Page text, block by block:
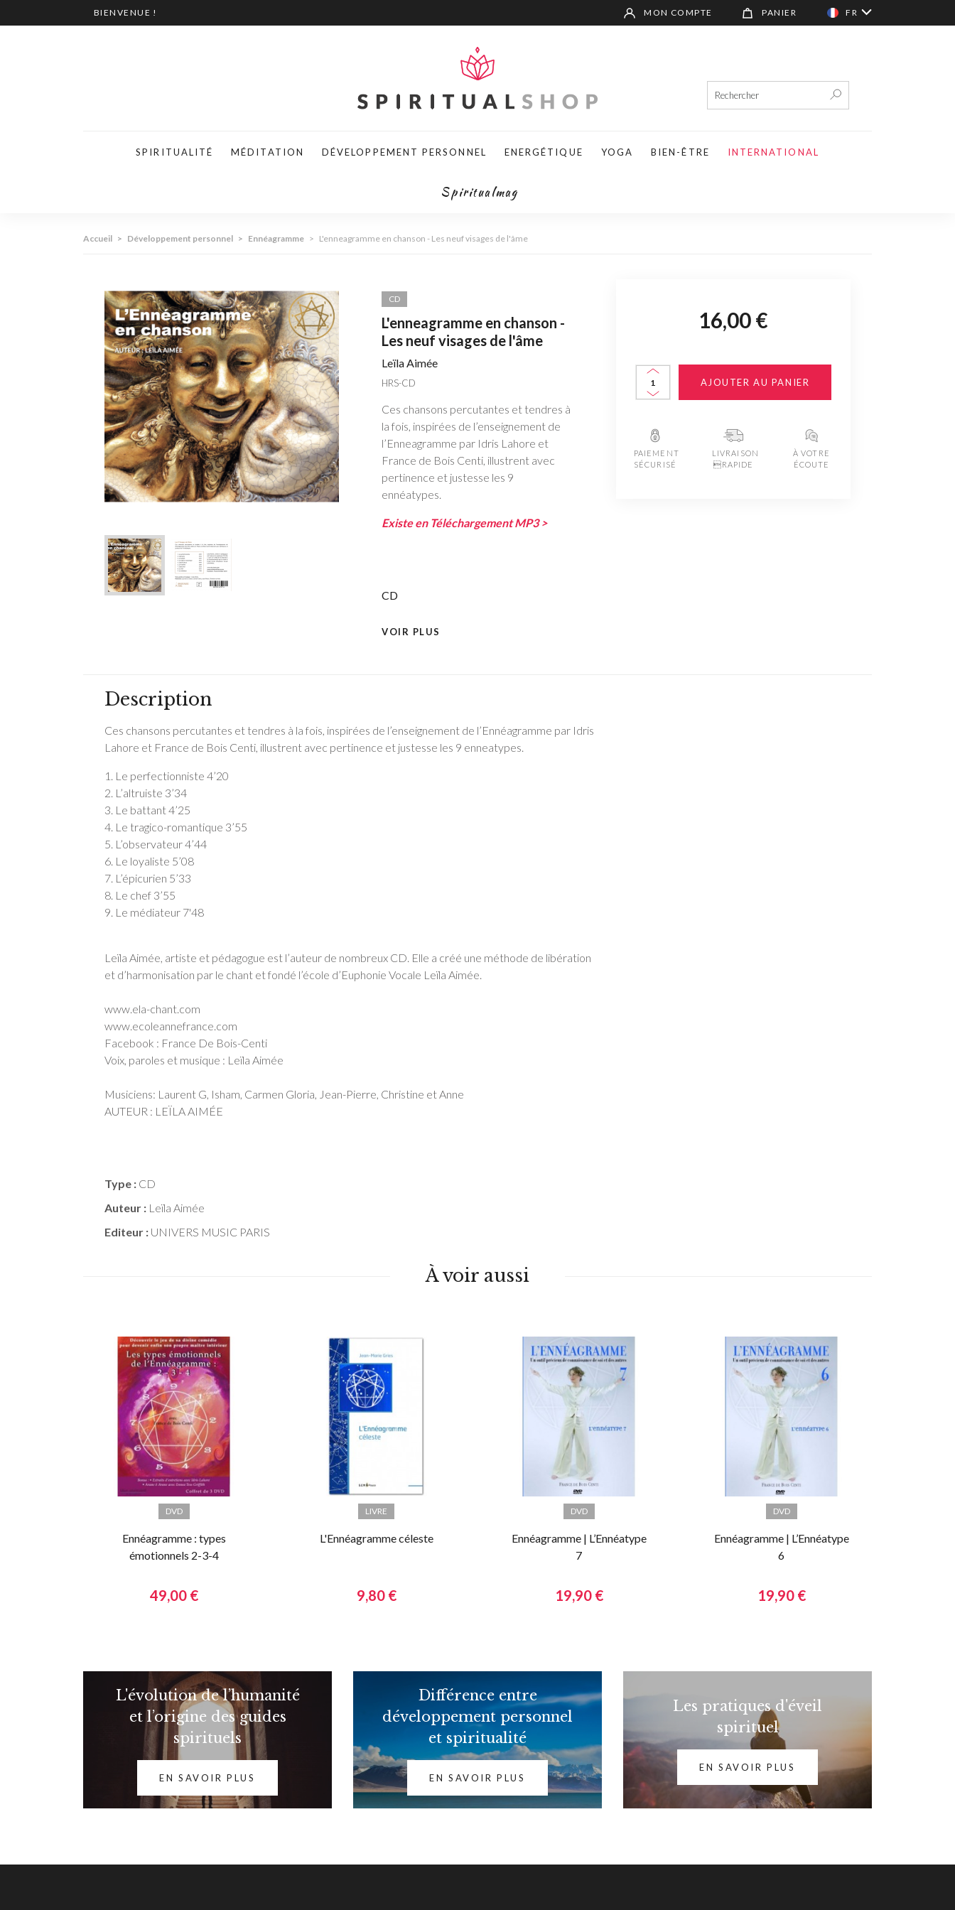
BIENVENUE ! MON COMPTE PANIER FR
SPIRITUALITÉ MÉDITATION DÉVELOPPEMENT PERSONNEL ENERGÉTIQUE YOGA BIEN-ÊTRE INTERNATIONAL
Spiritualmag
Accueil > Développement personnel > Ennéagramme > L'enneagramme en chanson - Les neuf visages de l'âme
CD
L'enneagramme en chanson -
Les neuf visages de l'âme
Leïla Aimée
HRS-CD
Ces chansons percutantes et tendres à
la fois, inspirées de l’enseignement de
l’Enneagramme par Idris Lahore et
France de Bois Centi, illustrent avec
pertinence et justesse les 9
ennéatypes.
Existe en Téléchargement MP3 >
CD
VOIR PLUS
16,00 €
AJOUTER AU PANIER
PAIEMENT
SÉCURISÉ
LIVRAISON
RAPIDE
À VOTRE
ÉCOUTE
Description
Ces chansons percutantes et tendres à la fois, inspirées de l’enseignement de l’Ennéagramme par Idris
Lahore et France de Bois Centi, illustrent avec pertinence et justesse les 9 enneatypes.
1. Le perfectionniste 4’20
2. L’altruiste 3’34
3. Le battant 4’25
4. Le tragico-romantique 3’55
5. L’observateur 4’44
6. Le loyaliste 5’08
7. L’épicurien 5’33
8. Le chef 3’55
9. Le médiateur 7'48
Leïla Aimée, artiste et pédagogue est l’auteur de nombreux CD. Elle a créé une méthode de libération
et d’harmonisation par le chant et fondé l’école d’Euphonie Vocale Leïla Aimée.
www.ela-chant.com
www.ecoleannefrance.com
Facebook : France De Bois-Centi
Voix, paroles et musique : Leïla Aimée
Musiciens: Laurent G, Isham, Carmen Gloria, Jean-Pierre, Christine et Anne
AUTEUR : LEÏLA AIMÉE
Type : CD
Auteur : Leïla Aimée
Editeur : UNIVERS MUSIC PARIS
À voir aussi
DVD
Ennéagramme : types
émotionnels 2-3-4
49,00 €
LIVRE
L'Ennéagramme céleste
9,80 €
DVD
Ennéagramme | L’Ennéatype
7
19,90 €
DVD
Ennéagramme | L’Ennéatype
6
19,90 €
L'évolution de l’humanité
et l’origine des guides
spirituels
EN SAVOIR PLUS
Différence entre
développement personnel
et spiritualité
EN SAVOIR PLUS
Les pratiques d'éveil
spirituel
EN SAVOIR PLUS